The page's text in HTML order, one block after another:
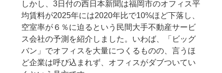
しかし、3日付の西日本新聞は福岡市のオフィス平
均賃料が2025年には2020年比で10%ほど下落し、
空室率が６％に迫るという民間大手不動産サービ
ス会社の予測を紹介しました。いわば、「ビッグ
バン」でオフィスを大量につくるものの、言うほ
ど企業は呼び込まれず、オフィスがダブついてい